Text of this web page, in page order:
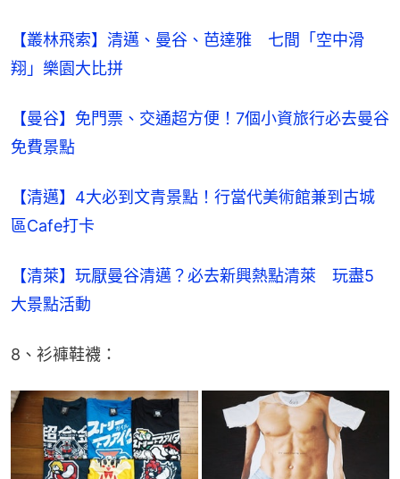
【叢林飛索】清邁、曼谷、芭達雅　七間「空中滑
翔」樂園大比拼
【曼谷】免門票、交通超方便！7個小資旅行必去曼谷
免費景點
【清邁】4大必到文青景點！行當代美術館兼到古城
區Cafe打卡
【清萊】玩厭曼谷清邁？必去新興熱點清萊　玩盡5
大景點活動
8、衫褲鞋襪：